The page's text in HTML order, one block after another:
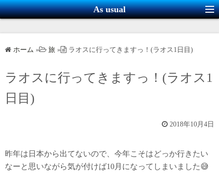
コ
ン
キ
As usual
ホーム » 旅 » ラオスに行ってきますっ！(ラオス1日目)
ラオスに行ってきますっ！(ラオス1
日目)
2018年10月4日
昨年は日本から出てないので、今年こそはどっか行きたい
なーと思いながら気が付けば10月になってしまいました😅